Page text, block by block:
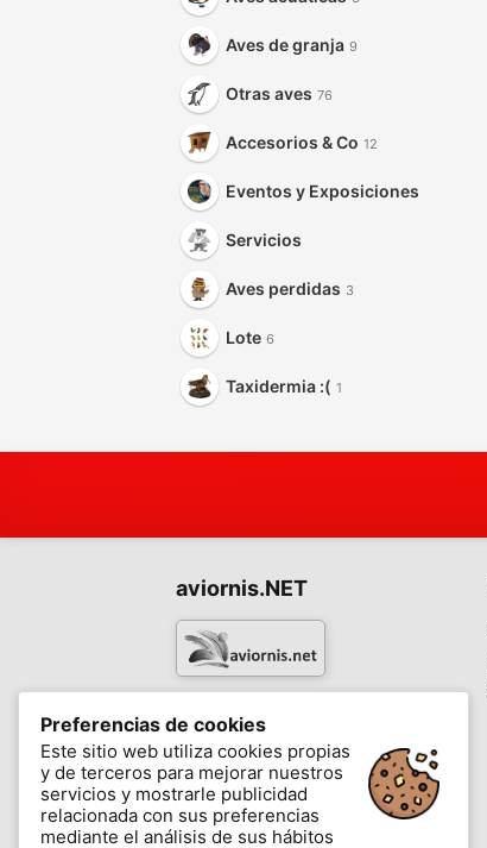
Aves de granja 9
Otras aves 76
Accesorios & Co 12
Eventos y Exposiciones
Servicios
Aves perdidas 3
Lote 6
Taxidermia :( 1
aviornis.NET
-
Mensajes Mis favoritos Blog
Preferencias de cookies
Este sitio web utiliza cookies propias
y de terceros para mejorar nuestros
servicios y mostrarle publicidad
relacionada con sus preferencias
mediante el análisis de sus hábitos